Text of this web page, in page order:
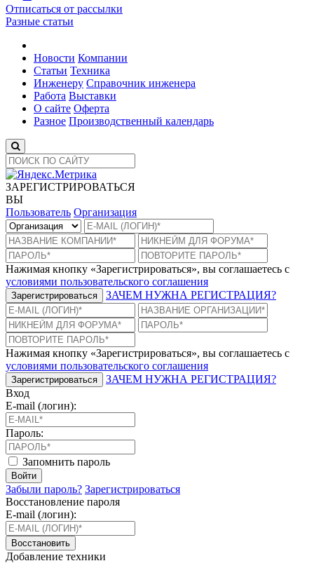
Отписаться от рассылки
Разные статьи
Новости Компании
Статьи Техника
Инженеру Справочник инженера
Работа Выставки
О сайте Оферта
Разное Производственный календарь
ЗАРЕГИСТРИРОВАТЬСЯ
ВЫ
Пользователь Организация
Нажимая кнопку «Зарегистрироваться», вы соглашаетесь с
условиями пользовательского соглашения
Зарегистрироваться ЗАЧЕМ НУЖНА РЕГИСТРАЦИЯ?
Нажимая кнопку «Зарегистрироваться», вы соглашаетесь с
условиями пользовательского соглашения
Зарегистрироваться
ЗАЧЕМ НУЖНА РЕГИСТРАЦИЯ?
Вход
E-mail (логин):
Пароль:
Запомнить пароль
Войти
Забыли пароль? Зарегистрироваться
Восстановление пароля
E-mail (логин):
Восстановить
Добавление техники